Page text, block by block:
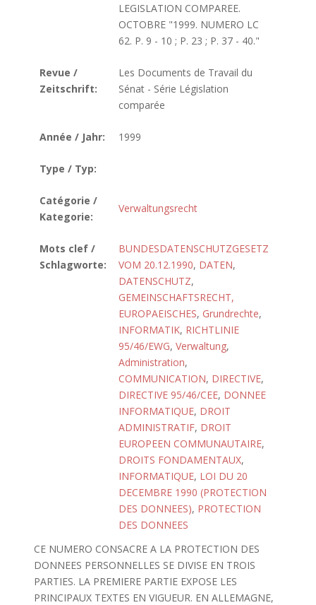
LEGISLATION COMPAREE.
OCTOBRE "1999. NUMERO LC
62. P. 9 - 10 ; P. 23 ; P. 37 - 40."
Revue /
Zeitschrift:
Les Documents de Travail du
Sénat - Série Législation
comparée
Année / Jahr: 1999
Type / Typ:
Catégorie /
Kategorie:
Verwaltungsrecht
Mots clef /
Schlagworte:
BUNDESDATENSCHUTZGESETZ
VOM 20.12.1990, DATEN,
DATENSCHUTZ,
GEMEINSCHAFTSRECHT,
EUROPAEISCHES, Grundrechte,
INFORMATIK, RICHTLINIE
95/46/EWG, Verwaltung,
Administration,
COMMUNICATION, DIRECTIVE,
DIRECTIVE 95/46/CEE, DONNEE
INFORMATIQUE, DROIT
ADMINISTRATIF, DROIT
EUROPEEN COMMUNAUTAIRE,
DROITS FONDAMENTAUX,
INFORMATIQUE, LOI DU 20
DECEMBRE 1990 (PROTECTION
DES DONNEES), PROTECTION
DES DONNEES
CE NUMERO CONSACRE A LA PROTECTION DES
DONNEES PERSONNELLES SE DIVISE EN TROIS
PARTIES. LA PREMIERE PARTIE EXPOSE LES
PRINCIPAUX TEXTES EN VIGUEUR. EN ALLEMAGNE,